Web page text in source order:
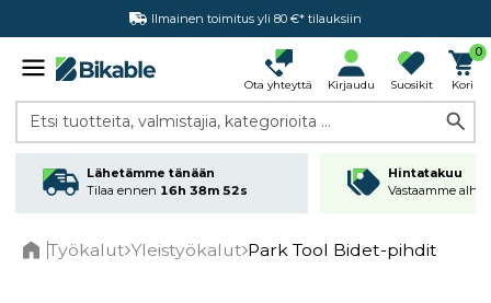
Ilmainen toimitus yli 80 €* tilauksiin
Hintatakuu
Ota yhteyttä Kirjaudu Suosikit
0
Kori
Etsi tuotteita, valmistajia, kategorioita ...
Lähetämme tänään
Tilaa ennen 16h 38m 52s
Hintatakuu
Vastaamme
Työkalut Yleistyökalut Park Tool Bidet-pihdit